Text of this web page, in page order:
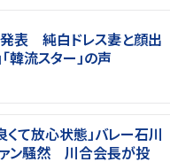
表 純白ドレス妻と顔出
韓流スター」の声
くて放心状態」バレー石川
ン騒然 川合会長が投